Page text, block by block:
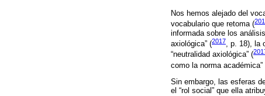
Nos hemos alejado del
vocabulario que retoma (
informada sobre los
axiológica” (2017, p. 18), la
“neutralidad axiológica” (
como la norma académica”
Sin embargo, las esferas
el “rol social” que ella